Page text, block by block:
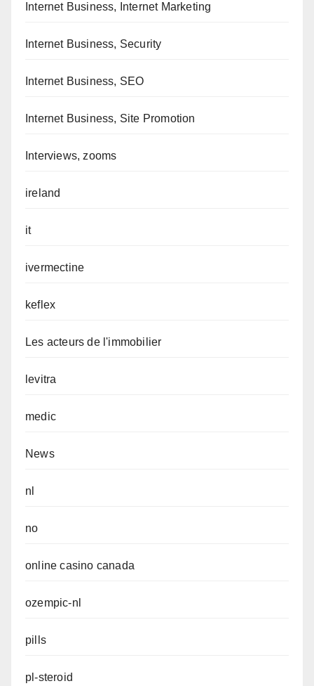
Internet Business, Internet Marketing
Internet Business, Security
Internet Business, SEO
Internet Business, Site Promotion
Interviews, zooms
ireland
it
ivermectine
keflex
Les acteurs de l'immobilier
levitra
medic
News
nl
no
online casino canada
ozempic-nl
pills
pl-steroid